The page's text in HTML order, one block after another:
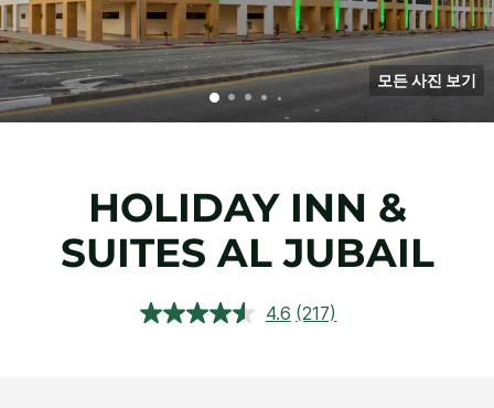
모든 사진 보기
HOLIDAY INN &
SUITES AL JUBAIL
4.6 상
(217)